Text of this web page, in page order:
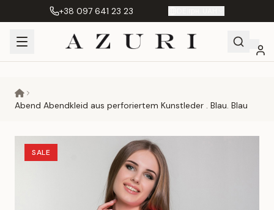
+38 097 641 23 23
Abend Abendkleid aus perforiertem Kunstleder . Blau. Blau
SALE